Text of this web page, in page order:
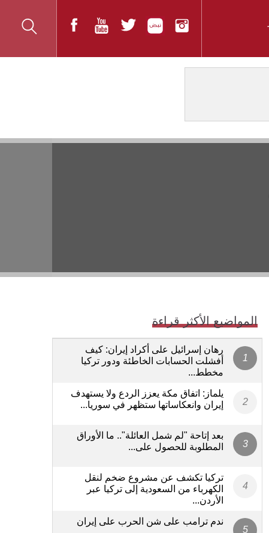
المواضيع الأكثر قراءة
رهان إسرائيل على أكراد إيران: كيف
أفشلت الحسابات الخاطئة ودور تركيا
مخطط...
يلماز: اتفاق مكة يعزز الردع ولا يستهدف
إيران وانعكاساتها ستظهر في سوريا...
بعد إتاحة "لم شمل العائلة".. ما الأوراق
المطلوبة للحصول على...
تركيا تكشف عن مشروع ضخم لنقل
الكهرباء من السعودية إلى تركيا عبر
الأردن...
ندم ترامب على شن الحرب على إيران